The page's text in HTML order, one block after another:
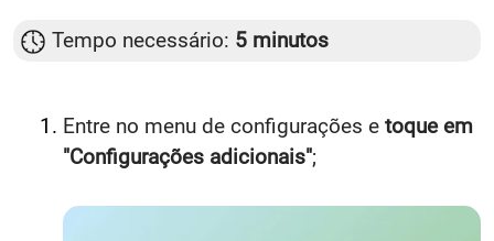
Tempo necessário: 5 minutos
Entre no menu de configurações e toque em
"Configurações adicionais";